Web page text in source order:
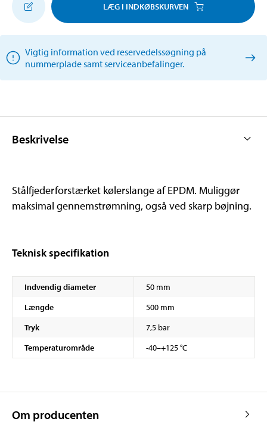
LÆG I INDKØBSKURVEN
Vigtig information ved reservedelssøgning på
nummerplade samt serviceanbefalinger.
Beskrivelse
Stålfjederforstærket kølerslange af EPDM. Muliggør
maksimal gennemstrømning, også ved skarp bøjning.
Teknisk specifikation
Indvendig diameter
50 mm
Længde
500 mm
Tryk
7,5 bar
Temperaturområde
-40–+125 °C
Om producenten